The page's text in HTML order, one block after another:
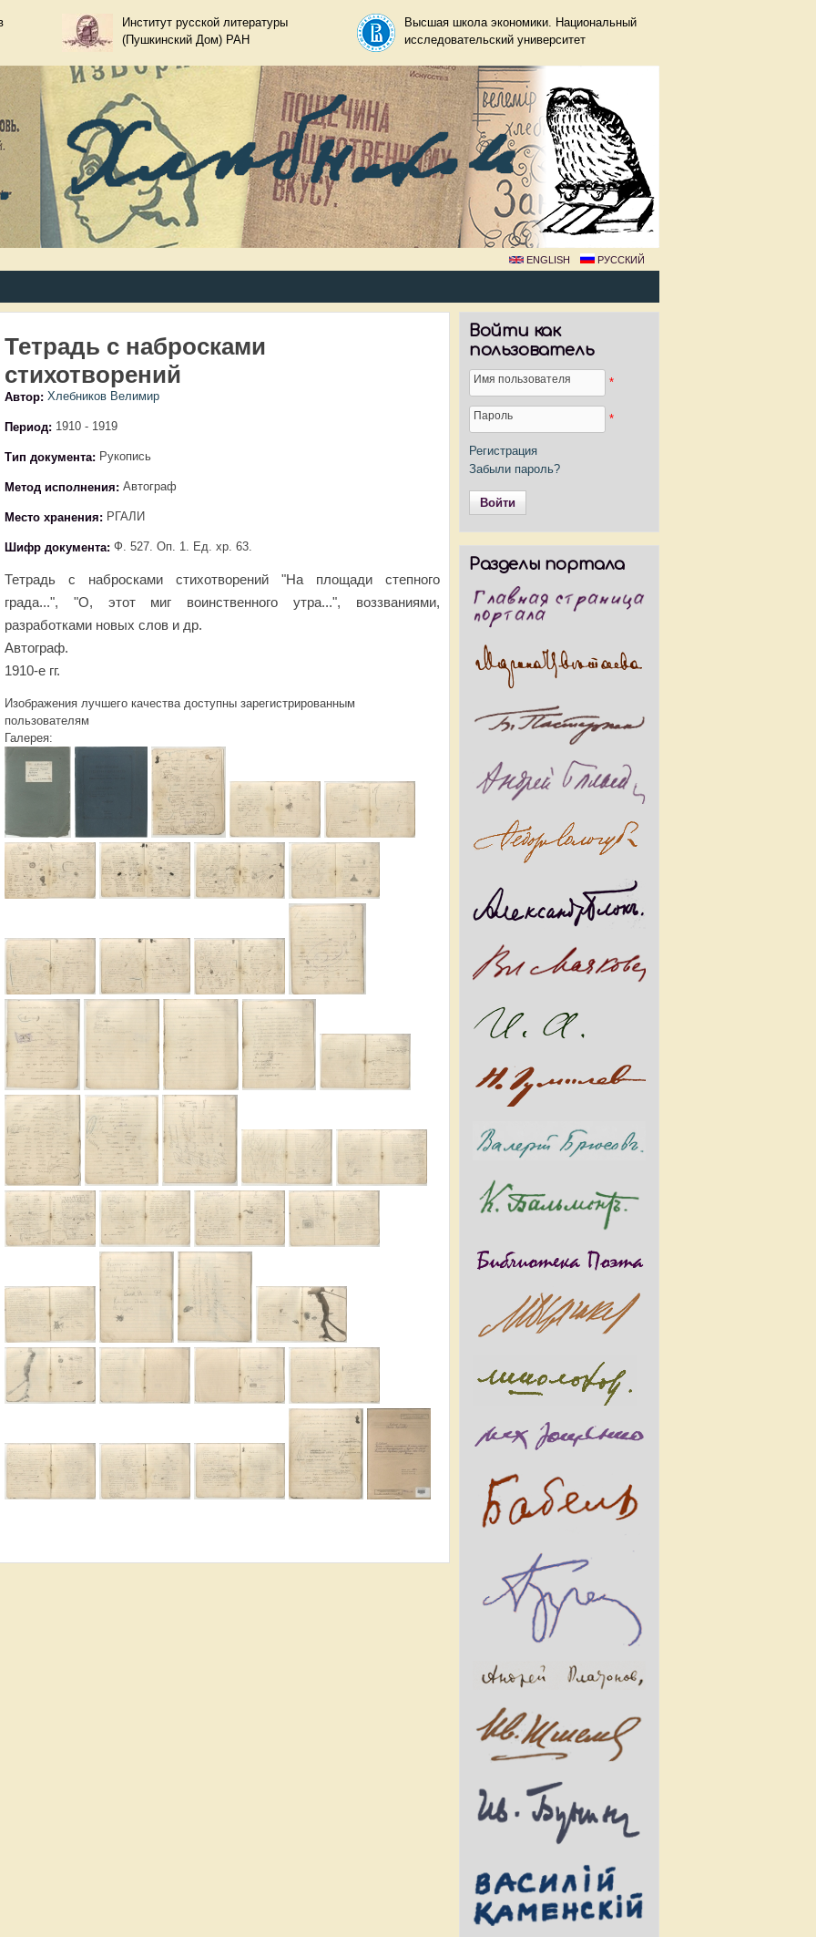
Перейти к основному
содержанию
Институт русской литературы
(Пушкинский Дом) РАН
Высшая школа экономики. Национальный
исследовательский университет
ENGLISH РУССКИЙ
Хлебников
Тетрадь с набросками
стихотворений
Автор: Хлебников Велимир
Период: 1910 - 1919
Тип документа: Рукопись
Метод исполнения: Автограф
Место хранения: РГАЛИ
Шифр документа: Ф. 527. Оп. 1. Ед. хр. 63.
Тетрадь с набросками стихотворений "На площади степного
града...", "О, этот миг воинственного утра...", воззваниями,
разработками новых слов и др.
Автограф.
1910-е гг.
Изображения лучшего качества доступны зарегистрированным
пользователям
Галерея:
Войти как
пользователь
Имя пользователя *
Пароль *
Регистрация
Забыли пароль?
Разделы портала